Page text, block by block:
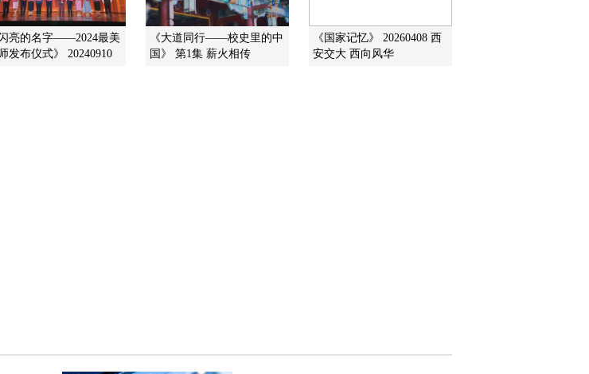
闪亮的名字——2024最美
发布仪式》 20240910
《大道同行——校史里的中
国》 第1集 薪火相传
《国家记忆》 20260408 西
安交大 西向风华